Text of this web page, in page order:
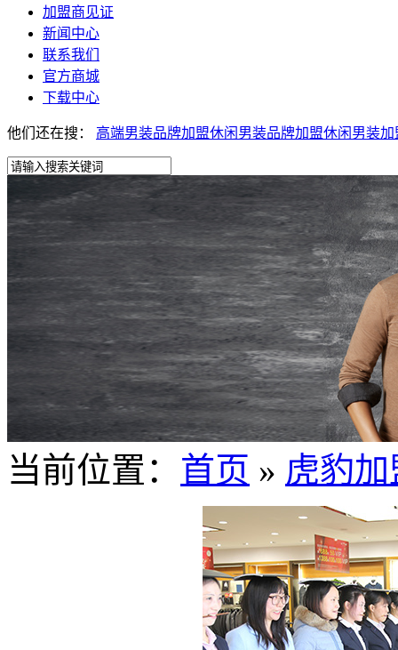
加盟商见证
新闻中心
联系我们
官方商城
下载中心
他们还在搜： 高端男装品牌加盟休闲男装品牌加盟休闲男装加
当前位置： 首页 » 虎豹